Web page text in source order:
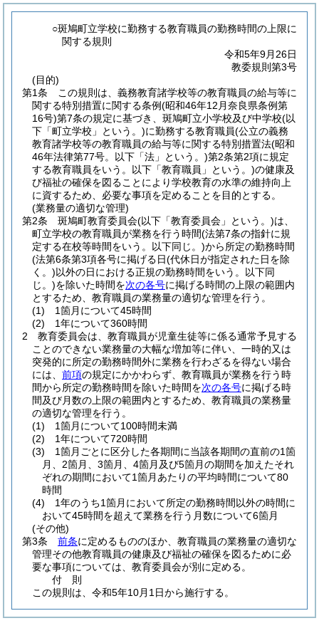
○斑鳩町立学校に勤務する教育職員の勤務時間の上限に
関する規則
令和5年9月26日
教委規則第3号
(目的)
第1条
この規則は、義務教育諸学校等の教育職員の給与等に
関する特別措置に関する条例(昭和46年12月奈良県条例第
16号)第7条の規定に基づき、斑鳩町立小学校及び中学校(以
下「町立学校」という。)に勤務する教育職員(公立の義務
教育諸学校等の教育職員の給与等に関する特別措置法(昭和
46年法律第77号。以下「法」という。)第2条第2項に規定
する教育職員をいう。以下「教育職員」という。)の健康及
び福祉の確保を図ることにより学校教育の水準の維持向上
に資するため、必要な事項を定めることを目的とする。
(業務量の適切な管理)
第2条
斑鳩町教育委員会(以下「教育委員会」という。)は、
町立学校の教育職員が業務を行う時間(法第7条の指針に規
定する在校等時間をいう。以下同じ。)から所定の勤務時間
(法第6条第3項各号に掲げる日(代休日が指定された日を除
く。)以外の日における正規の勤務時間をいう。以下同
じ。)を除いた時間を次の各号に掲げる時間の上限の範囲内
とするため、教育職員の業務量の適切な管理を行う。
(1)
1箇月について45時間
(2)
1年について360時間
2
教育委員会は、教育職員が児童生徒等に係る通常予見する
ことのできない業務量の大幅な増加等に伴い、一時的又は
突発的に所定の勤務時間外に業務を行わざるを得ない場合
には、 前項の規定にかかわらず、教育職員が業務を行う時
間から所定の勤務時間を除いた時間を次の各号に掲げる時
間及び月数の上限の範囲内とするため、教育職員の業務量
の適切な管理を行う。
(1)
1箇月について100時間未満
(2)
1年について720時間
(3)
1箇月ごとに区分した各期間に当該各期間の直前の1箇
月、2箇月、3箇月、4箇月及び5箇月の期間を加えたそれ
ぞれの期間において1箇月あたりの平均時間について80
時間
(4)
1年のうち1箇月において所定の勤務時間以外の時間に
おいて45時間を超えて業務を行う月数について6箇月
(その他)
第3条
前条に定めるもののほか、教育職員の業務量の適切な
管理その他教育職員の健康及び福祉の確保を図るために必
要な事項については、教育委員会が別に定める。
付 則
この規則は、令和5年10月1日から施行する。